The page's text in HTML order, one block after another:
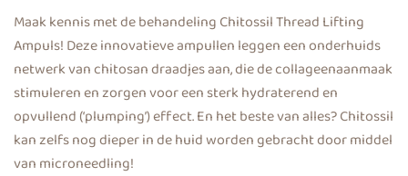
Maak kennis met de behandeling Chitossil Thread Lifting
Ampuls! Deze innovatieve ampullen leggen een onderhuids
netwerk van chitosan draadjes aan, die de collageenaanmaak
stimuleren en zorgen voor een sterk hydraterend en
opvullend (‘plumping’) effect. En het beste van alles? Chitossil
kan zelfs nog dieper in de huid worden gebracht door middel
van microneedling!